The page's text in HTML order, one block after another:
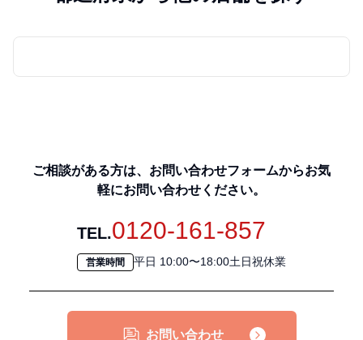
ご相談がある方は、お問い合わせフォームからお気
軽にお問い合わせください。
TEL.0120-161-857
営業時間 平日 10:00〜18:00土日祝休業
お問い合わせ